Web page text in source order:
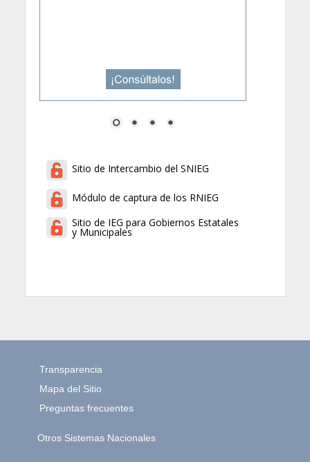
Sitio de Intercambio del SNIEG
Módulo de captura de los RNIEG
Sitio de IEG para Gobiernos Estatales
y Municipales
Transparencia
Mapa del Sitio
Preguntas frecuentes
Otros Sistemas Nacionales